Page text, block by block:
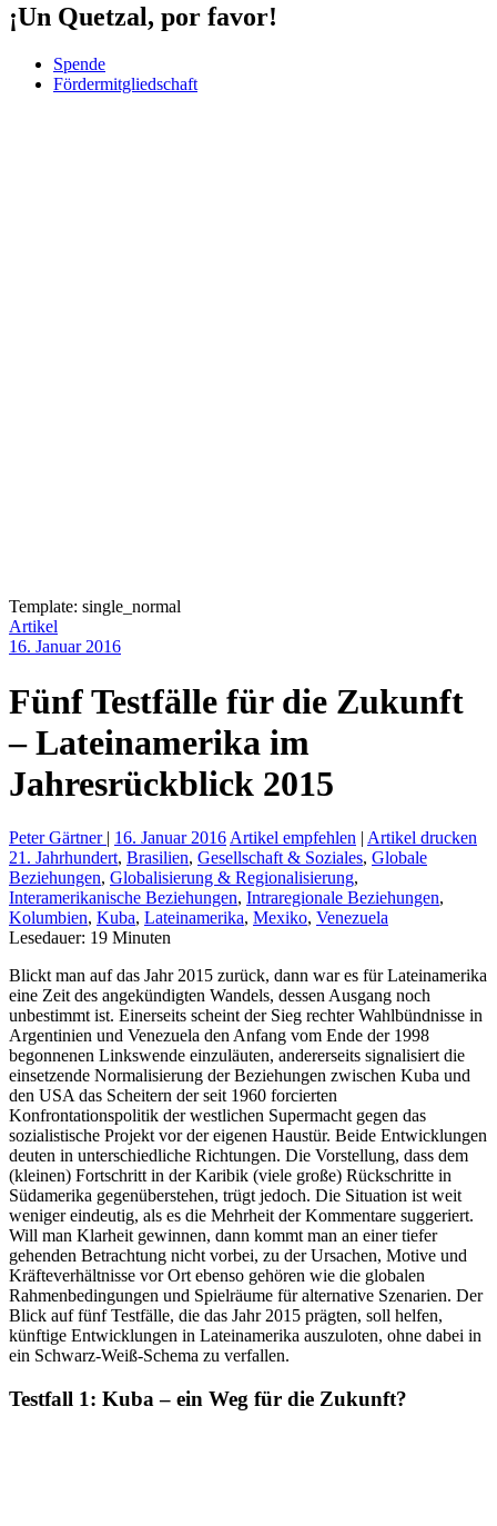
¡Un Quetzal, por favor!
Spende
Fördermitgliedschaft
Template: single_normal
Artikel
16. Januar 2016
Fünf Testfälle für die Zukunft
– Lateinamerika im
Jahresrückblick 2015
Peter Gärtner | 16. Januar 2016 Artikel empfehlen | Artikel drucken
21. Jahrhundert, Brasilien, Gesellschaft & Soziales, Globale
Beziehungen, Globalisierung & Regionalisierung,
Interamerikanische Beziehungen, Intraregionale Beziehungen,
Kolumbien, Kuba, Lateinamerika, Mexiko, Venezuela
Lesedauer: 19 Minuten
Blickt man auf das Jahr 2015 zurück, dann war es für Lateinamerika
eine Zeit des angekündigten Wandels, dessen Ausgang noch
unbestimmt ist. Einerseits scheint der Sieg rechter Wahlbündnisse in
Argentinien und Venezuela den Anfang vom Ende der 1998
begonnenen Linkswende einzuläuten, andererseits signalisiert die
einsetzende Normalisierung der Beziehungen zwischen Kuba und
den USA das Scheitern der seit 1960 forcierten
Konfrontationspolitik der westlichen Supermacht gegen das
sozialistische Projekt vor der eigenen Haustür. Beide Entwicklungen
deuten in unterschiedliche Richtungen. Die Vorstellung, dass dem
(kleinen) Fortschritt in der Karibik (viele große) Rückschritte in
Südamerika gegenüberstehen, trügt jedoch. Die Situation ist weit
weniger eindeutig, als es die Mehrheit der Kommentare suggeriert.
Will man Klarheit gewinnen, dann kommt man an einer tiefer
gehenden Betrachtung nicht vorbei, zu der Ursachen, Motive und
Kräfteverhältnisse vor Ort ebenso gehören wie die globalen
Rahmenbedingungen und Spielräume für alternative Szenarien. Der
Blick auf fünf Testfälle, die das Jahr 2015 prägten, soll helfen,
künftige Entwicklungen in Lateinamerika auszuloten, ohne dabei in
ein Schwarz-Weiß-Schema zu verfallen.
Testfall 1: Kuba – ein Weg für die Zukunft?